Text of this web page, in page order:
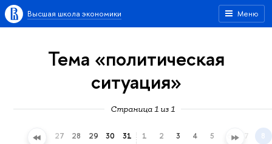
Меню
Высшая школа экономики
Тема «политическая
ситуация»
Страница 1 из 1
26 27 28 29 30 31 1 2 3 4 5 6 7 8